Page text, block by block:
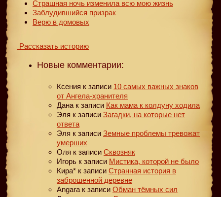
Страшная ночь изменила всю мою жизнь
Заблудившийся призрак
Верю в домовых
Рассказать историю
Новые комментарии:
Ксения к записи 10 самых важных знаков
от Ангела-хранителя
Дана к записи Как мама к колдуну ходила
Эля к записи Загадки, на которые нет
ответа
Эля к записи Земные проблемы тревожат
умерших
Оля к записи Сквозняк
Игорь к записи Мистика, которой не было
Кира* к записи Странная история в
заброшенной деревне
Angara к записи Обман тёмных сил